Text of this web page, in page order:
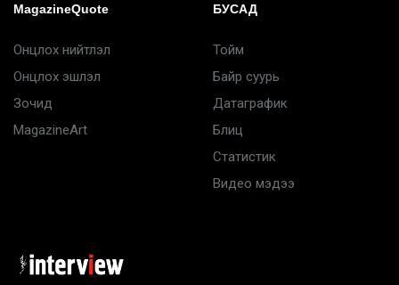
MagazineQuote
Онцлох нийтлэл
Онцлох эшлэл
Зочид
MagazineArt
БУСАД
Тойм
Байр суурь
Датаграфик
Блиц
Статистик
Видео мэдээ